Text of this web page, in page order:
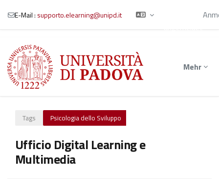
Zum Hauptinhalt
E-Mail : supporto.elearning@unipd.it
Mehr
Tags Psicologia dello Sviluppo
Ufficio Digital Learning e
Multimedia